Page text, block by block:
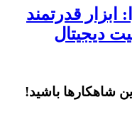
قدرتمند
دیجیتال